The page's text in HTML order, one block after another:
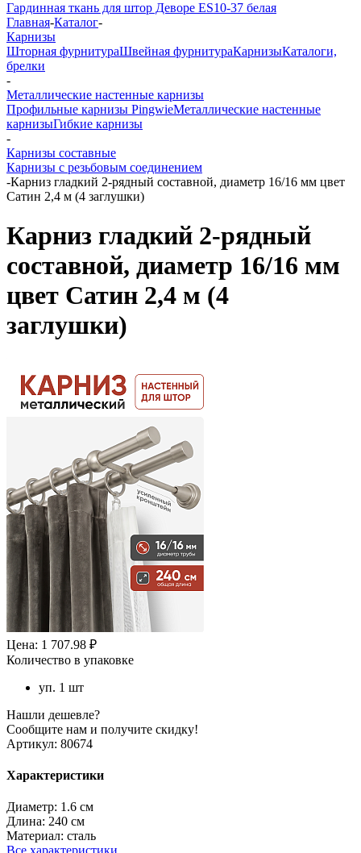
Гардинная ткань для штор Деворе ES10-37 белая
Главная-Каталог-
Карнизы
Шторная фурнитураШвейная фурнитураКарнизыКаталоги,
брелки
-
Металлические настенные карнизы
Профильные карнизы PingwieМеталлические настенные
карнизыГибкие карнизы
-
Карнизы составные
Карнизы с резьбовым соединением
-Карниз гладкий 2-рядный составной, диаметр 16/16 мм цвет
Сатин 2,4 м (4 заглушки)
Карниз гладкий 2-рядный
составной, диаметр 16/16 мм
цвет Сатин 2,4 м (4
заглушки)
Цена: 1 707.98 ₽
Количество в упаковке
уп. 1 шт
Нашли дешевле?
Сообщите нам и получите скидку!
Артикул: 80674
Характеристики
Диаметр: 1.6 см
Длина: 240 см
Материал: сталь